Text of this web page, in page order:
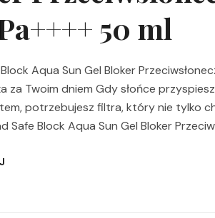
50 ml
Aqua Sun Gel Bloker
za Twoim dniem Gdy słońce
potrzebujesz filtra, który nie tylko
Safe Block Aqua Sun Gel Bloker